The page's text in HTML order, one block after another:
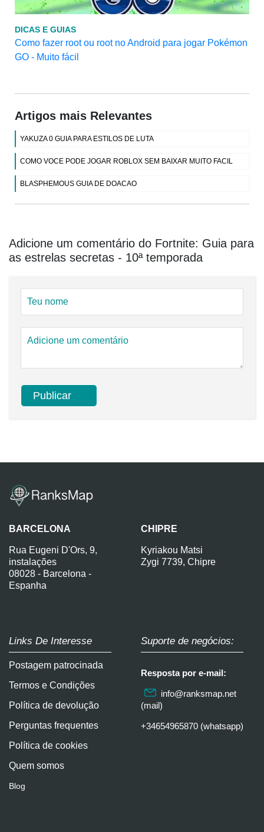
DICAS E GUIAS
Como fazer root ou root no Android para jogar Pokémon
GO - Muito fácil
Artigos mais Relevantes
YAKUZA 0 GUIA PARA ESTILOS DE LUTA
COMO VOCE PODE JOGAR ROBLOX SEM BAIXAR MUITO FACIL
BLASPHEMOUS GUIA DE DOACAO
Adicione um comentário do Fortnite: Guia para
as estrelas secretas - 10ª temporada
BARCELONA
Rua Eugeni D'Ors, 9,
instalações
08028 - Barcelona -
Espanha
CHIPRE
Kyriakou Matsi
Zygi 7739, Chipre
Links De Interesse
Postagem patrocinada
Termos e Condições
Política de devolução
Perguntas frequentes
Política de cookies
Quem somos
Blog
Suporte de negócios:
Resposta por e-mail:
info@ranksmap.net
(mail)
+34654965870 (whatsapp)